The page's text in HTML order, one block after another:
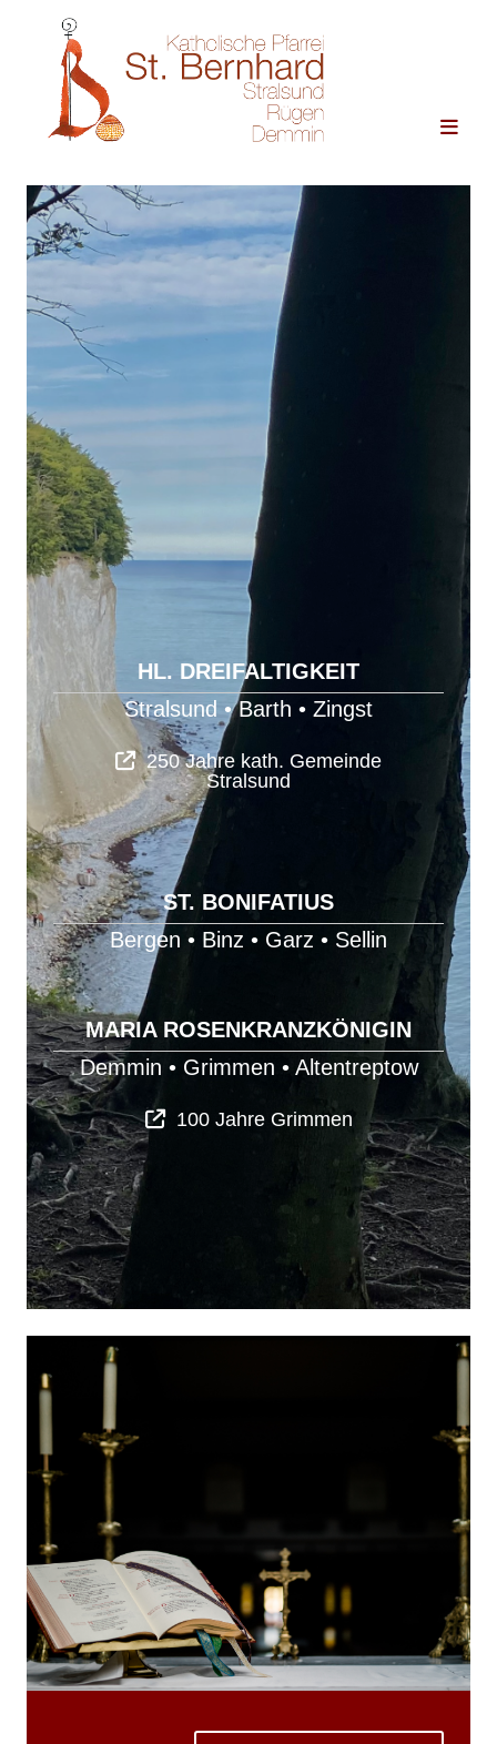
Zum Inhalt springen
HL. DREIFALTIGKEIT
Stralsund •Barth • Zingst
250 Jahre kath. Gemeinde
Stralsund
ST. BONIFATIUS
Bergen • Binz • Garz • Sellin
MARIA ROSENKRANZKÖNIGIN
Demmin • Grimmen • Altentreptow
100 Jahre Grimmen